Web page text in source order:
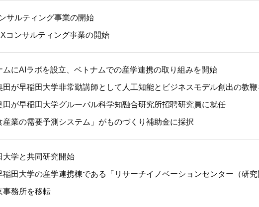
サルティング事業の開始
コンサルティング事業の開始
ムにAIラボを設立、ベトナムでの産学連携の取り組みを開始
田が早稲田大学非常勤講師として人工知能とビジネスモデル創出の教鞭
田が早稲田大学グルーバル科学知融合研究所招聘研究員に就任
産業の需要予測システム」がものづくり補助金に採択
大学と共同研究開始
稲田大学の産学連携棟である「リサーチイノベーションセンター（研究
事務所を移転